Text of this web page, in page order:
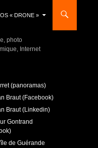
« DRONE »
photo
Internet
(panoramas)
Braut (Facebook)
Braut (Linkedin)
Gontrand
de Guérande